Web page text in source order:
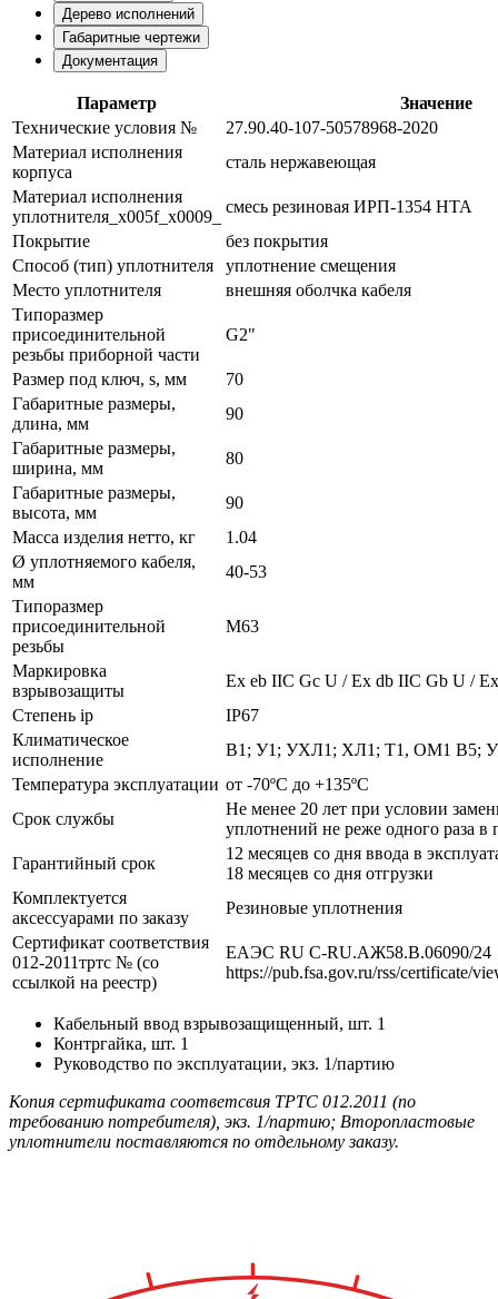
Дерево исполнений
Габаритные чертежи
Документация
Параметр
Значение
Технические условия №
27.90.40-107-50578968-2020
Материал исполнения
корпуса
сталь нержавеющая
Материал исполнения
уплотнителя_x005f_x0009_
смесь резиновая ИРП-1354 НТА
Покрытие
без покрытия
Способ (тип) уплотнителя
уплотнение смещения
Место уплотнителя
внешняя оболчка кабеля
Типоразмер
присоединительной
резьбы приборной части
G2"
Размер под ключ, s, мм
70
Габаритные размеры,
длина, мм
90
Габаритные размеры,
ширина, мм
80
Габаритные размеры,
высота, мм
90
Масса изделия нетто, кг
1.04
Ø уплотняемого кабеля,
мм
40-53
Типоразмер
присоединительной
резьбы
М63
Маркировка
взрывозащиты
Ех eb IIC Gc U / Ex db IIC Gb U /
Степень ip
IP67
Климатическое
исполнение
В1; У1; УХЛ1; ХЛ1; Т1, ОМ1 В5;
Температура эксплуатации от -70ºС до +135ºС
Срок службы
Не менее 20 лет при условии
уплотнений не реже одного раза в
Гарантийный срок
12 месяцев со дня ввода в
18 месяцев со дня отгрузки
Комплектуется
аксессуарами по заказу
Резиновые уплотнения
Сертификат соответствия
012-2011тртс № (со
ссылкой на реестр)
ЕАЭС RU С-RU.АЖ58.В.06090/24
https://pub.fsa.gov.ru/rss/certificate/
Кабельный ввод взрывозащищенный, шт. 1
Контргайка, шт. 1
Руководство по эксплуатации, экз. 1/партию
Копия сертификата соответсвия ТРТС 012.2011 (по
требованию потребителя), экз. 1/партию; Второпластовые
уплотнители поставляются по отдельному заказу.